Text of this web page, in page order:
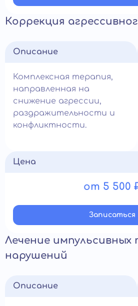
Коррекция
Описание
Комплексная терапия,
направленная на
снижение агрессии,
раздражительности и
конфликтности.
Цена
от 5 500
Записатьcя
Лечение импульсивных
нарушений
Описание